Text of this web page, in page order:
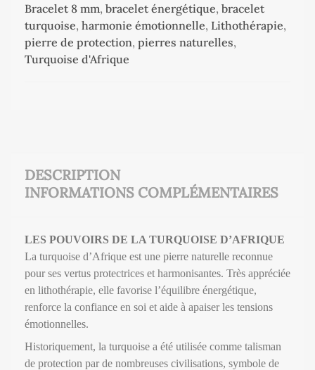
Bracelet 8 mm, bracelet énergétique, bracelet
turquoise, harmonie émotionnelle, Lithothérapie,
pierre de protection, pierres naturelles,
Turquoise d'Afrique
DESCRIPTION
INFORMATIONS COMPLÉMENTAIRES
LES POUVOIRS DE LA TURQUOISE D’AFRIQUE
La turquoise d’Afrique est une pierre naturelle reconnue
pour ses vertus protectrices et harmonisantes. Très appréciée
en lithothérapie, elle favorise l’équilibre énergétique,
renforce la confiance en soi et aide à apaiser les tensions
émotionnelles.
Historiquement, la turquoise a été utilisée comme talisman
de protection par de nombreuses civilisations, symbole de